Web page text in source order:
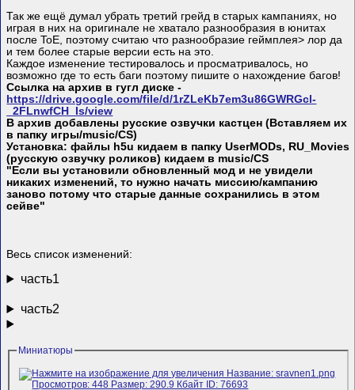
Так же ещё думал убрать третий грейд в старых кампаниях, но
играя в них на оригинале не хватало разнообразия в юнитах
после ToE, поэтому считаю что разнообразие геймплея> лор да
и тем более старые версии есть на это.
Каждое изменение тестировалось и просматривалось, но
возможно где то есть баги поэтому пишите о нахождение багов!
Ссылка на архив в гугл диске -
https://drive.google.com/file/d/1rZLeKb7em3u86GWRGcl-
_2FLnwfCH_Is/view
В архив добавлены русские озвучки кастцен (Вставляем их
в папку игры/music/CS)
Установка: файлы h5u кидаем в папку UserMODs, RU_Movies
(русскую озвучку роликов) кидаем в music/CS
"Если вы установили обновленный мод и не увидели
никаких изменений, то нужно начать миссию/кампанию
заново потому что старые данные сохранились в этом
сейве"
Весь список изменений:
часть1
часть2
Миниатюры